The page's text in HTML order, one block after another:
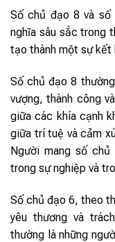
Số chủ đạo 8 và
nghĩa sâu sắc trong
tạo thành một sự kết
Số chủ đạo 8
vượng, thành công
giữa các khía cạnh
giữa trí tuệ và cảm
Người mang số
trong sự nghiệp và
Số chủ đạo 6, theo
yêu thương và
thường là những